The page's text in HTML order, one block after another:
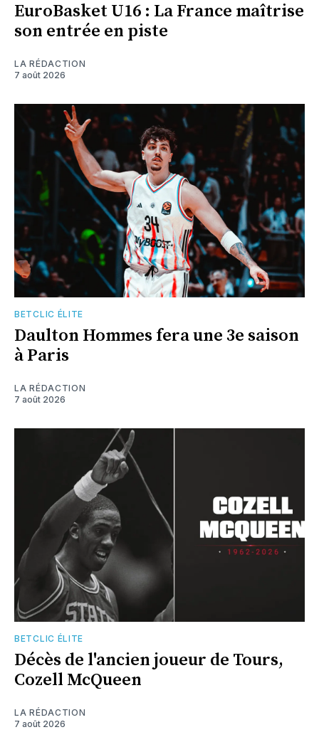
EuroBasket U16 : La France maîtrise
son entrée en piste
LA RÉDACTION
7 août 2026
BETCLIC ÉLITE
Daulton Hommes fera une 3e saison
à Paris
LA RÉDACTION
7 août 2026
BETCLIC ÉLITE
Décès de l'ancien joueur de Tours,
Cozell McQueen
LA RÉDACTION
7 août 2026